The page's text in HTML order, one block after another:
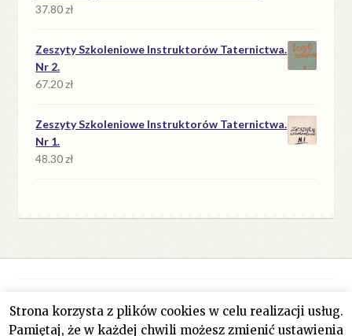
37.80zł
Zeszyty Szkoleniowe Instruktorów Taternictwa.
Nr 2.
67.20zł
Zeszyty Szkoleniowe Instruktorów Taternictwa.
Nr 1.
48.30zł
© Antykwariat Filar 2026
Strona korzysta z plików cookies w celu realizacji usług.
Pamiętaj, że w każdej chwili możesz zmienić ustawienia